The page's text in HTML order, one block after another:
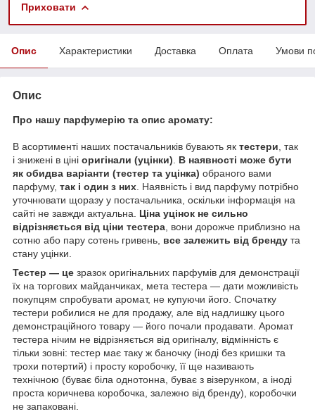
Приховати
Опис Характеристики Доставка Оплата Умови
Опис
Про нашу парфумерію та опис аромату:
В асортименті наших постачальників бувають як тестери , так
і знижені в ціні оригінали (уцінки)
В наявності може бути
як обидва варіанти (тестер та уцінка) обраного вами
парфуму, так і один з них . Наявність і вид парфуму потрібно
уточнювати щоразу у постачальника, оскільки інформація на
сайті не завжди актуальна.
Ціна уцінок не сильно
відрізняється від ціни тестера , вони дорожче приблизно на
сотню або пару сотень гривень, все залежить від бренду та
стану уцінки.
Тестер — це зразок оригінальних парфумів для демонстрації
їх на торгових майданчиках, мета тестера — дати можливість
покупцям спробувати аромат, не купуючи його. Спочатку
тестери робилися не для продажу, але від надлишку цього
демонстраційного товару — його почали продавати. Аромат
тестера нічим не відрізняється від оригіналу, відмінність є
тільки зовні: тестер має таку ж баночку (іноді без кришки та
трохи потертий) і просту коробочку, її ще називають
технічною (буває біла однотонна, буває з візерунком, а іноді
проста коричнева коробочка, залежно від бренду), коробочки
не запаковані.